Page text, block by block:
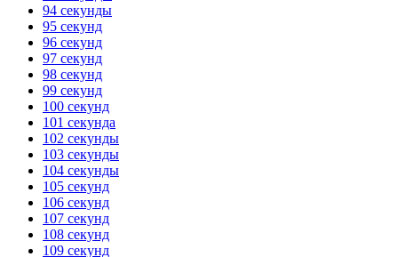
94 секунды
95 секунд
96 секунд
97 секунд
98 секунд
99 секунд
100 секунд
101 секунда
102 секунды
103 секунды
104 секунды
105 секунд
106 секунд
107 секунд
108 секунд
109 секунд